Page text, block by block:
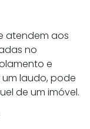
atendem aos
no
e
laudo, pode
de um imóvel.